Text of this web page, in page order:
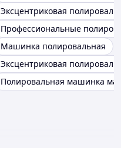
Эксцентриковая
Профессиональные
Машинка полировальная
Эксцентриковая
Полировальная машинка